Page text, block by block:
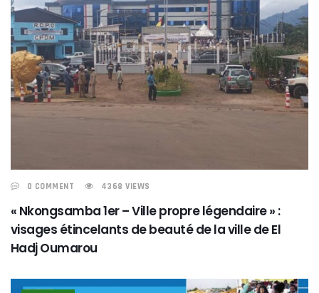
0 COMMENT 4368 VIEWS
« Nkongsamba 1er – Ville propre légendaire » :
visages étincelants de beauté de la ville de El
Hadj Oumarou